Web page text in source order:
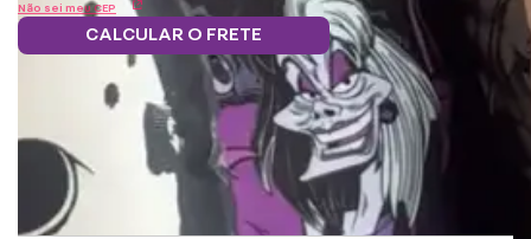
Não sei meu CEP
CALCULAR O FRETE
Frete grátis.
Saiba mais
5% OFF no boleto
Parcele em 12x
s/juros
pontos por
benefícios